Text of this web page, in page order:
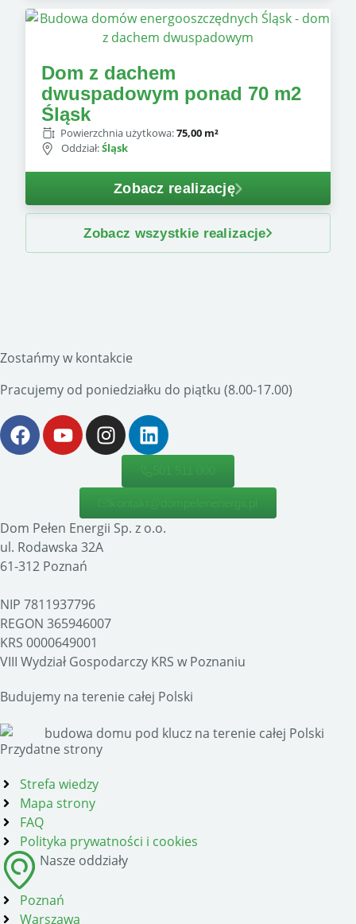
Dom z dachem
dwuspadowym ponad 70 m2
Śląsk
Powierzchnia użytkowa:75,00 m²
Oddział:Śląsk
Zobacz realizację
Zobacz wszystkie realizacje
Zostańmy w kontakcie
Pracujemy od poniedziałku do piątku (8.00-17.00)
Dom Pełen Energii Sp. z o.o.
ul. Rodawska 32A
61-312 Poznań
NIP 7811937796
REGON 365946007
KRS 0000649001
VIII Wydział Gospodarczy KRS w Poznaniu
Budujemy na terenie całej Polski
Przydatne strony
Strefa wiedzy
Mapa strony
FAQ
Polityka prywatności i cookies
Nasze oddziały
Poznań
Warszawa